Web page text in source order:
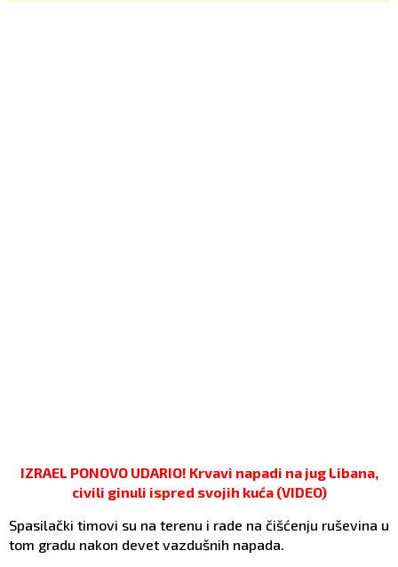
IZRAEL PONOVO UDARIO! Krvavi napadi na jug Libana,
civili ginuli ispred svojih kuća (VIDEO)
Spasilački timovi su na terenu i rade na čišćenju ruševina u
tom gradu nakon devet vazdušnih napada.